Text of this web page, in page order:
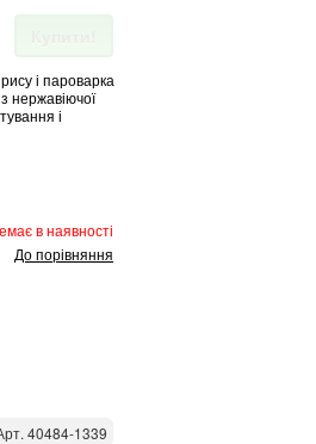
і пароварка
нержавіючої
і
в наявності
До порівняння
40484-1339